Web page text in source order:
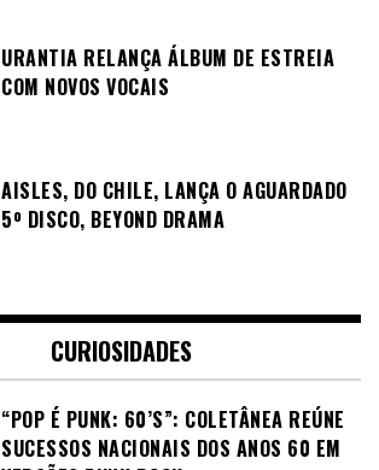
URANTIA RELANÇA ÁLBUM DE ESTREIA
COM NOVOS VOCAIS
AISLES, DO CHILE, LANÇA O AGUARDADO
5º DISCO, BEYOND DRAMA
CURIOSIDADES
“POP É PUNK: 60’S”: COLETÂNEA REÚNE
SUCESSOS NACIONAIS DOS ANOS 60 EM